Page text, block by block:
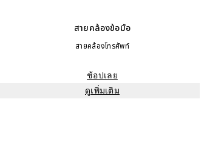
สายคล้องข้อมือ
สายคล้องโทรศัพท์
ช้อปเลย
ดูเพิ่มเติม